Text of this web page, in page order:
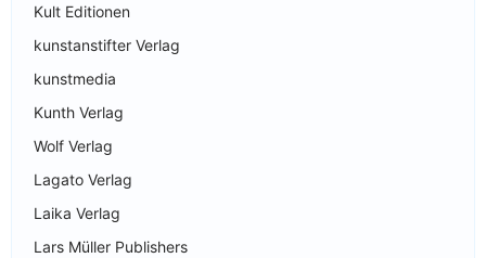
Kult Editionen
kunstanstifter Verlag
kunstmedia
Kunth Verlag
Wolf Verlag
Lagato Verlag
Laika Verlag
Lars Müller Publishers